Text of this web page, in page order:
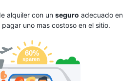
alquiler con un seguro adecuado en
uno mas costoso en el sitio.